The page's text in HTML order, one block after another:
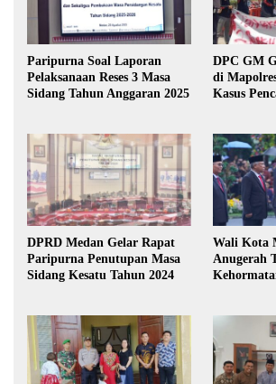
Paripurna Soal Laporan
Pelaksanaan Reses 3 Masa
Sidang Tahun Anggaran 2025
DPC GM
di
Kasus
DPRD Medan Gelar Rapat
Paripurna Penutupan Masa
Sidang Kesatu Tahun 2024
Wali Kota
Anugerah